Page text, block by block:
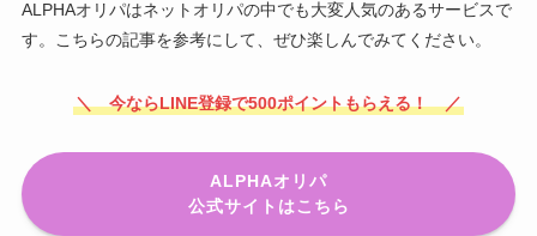
ALPHAオリパはネットオリパの中でも大変人気のあるサービスで
す。こちらの記事を参考にして、ぜひ楽しんでみてください。
＼ 今ならLINE登録で500ポイントもらえる！ ／
ALPHAオリパ
公式サイトはこちら